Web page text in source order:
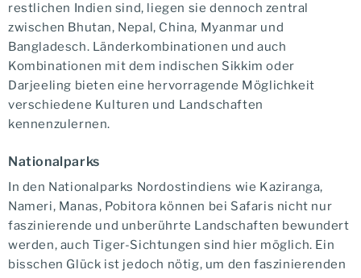
restlichen Indien sind, liegen sie dennoch zentral
zwischen Bhutan, Nepal, China, Myanmar und
Bangladesch. Länderkombinationen und auch
Kombinationen mit dem indischen Sikkim oder
Darjeeling bieten eine hervorragende Möglichkeit
verschiedene Kulturen und Landschaften
kennenzulernen.
Nationalparks
In den Nationalparks Nordostindiens wie Kaziranga,
Nameri, Manas, Pobitora können bei Safaris nicht nur
faszinierende und unberührte Landschaften bewundert
werden, auch Tiger-Sichtungen sind hier möglich. Ein
bisschen Glück ist jedoch nötig, um den faszinierenden